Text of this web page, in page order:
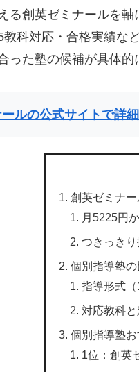
る創英ゼミナールを
科対応・合格実績な
った塾の候補が具体的
ルの公式サイトで詳
創英ゼミナ
月5225円
つきっき
個別指導塾
指導形式
対応教科
個別指導塾
1位：創英